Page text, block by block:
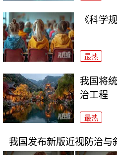
《科学
最热
我国将
治工程
最热
我国发布新版近视防治与